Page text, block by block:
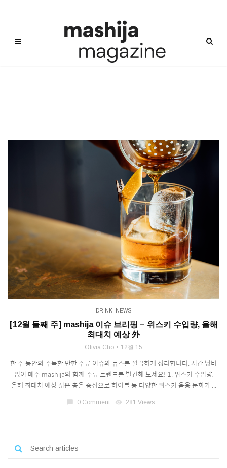
DRINK NEWS
[12월 둘째 주] mashija 이슈 브리핑 – 위스키 수입량, 올해
최대치 예상 外
Olivia Cho 12월 15
한 주 동안의 주목할 만한 주류 이슈와 뉴스를 깔끔하게 정리합니다. 시간 낭비
없이 매주 mashija와 함께 주류 트렌드를 발견해 보세요! 1. 위스키 수입량,
올해 최대치 예상 젊은 층을 중심으로 하이볼 등 다양한 위스키 음용 문화가 ...
0 Comment visibility 281 Views